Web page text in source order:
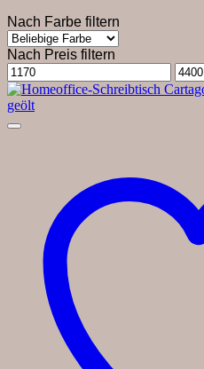
Nach Farbe filtern
Nach Preis filtern
Min.
Preis
Max.
Preis